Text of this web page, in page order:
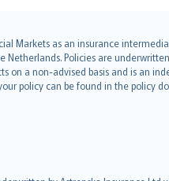
Markets as an insurance
Policies are
on a non-advised basis and is an
policy can be found in the policy